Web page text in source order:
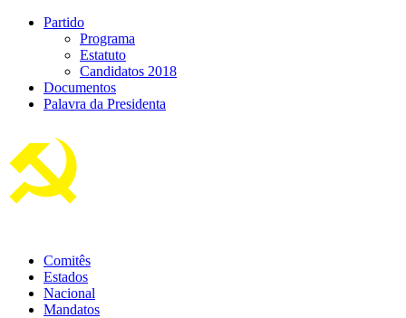
Partido
Programa
Estatuto
Candidatos 2018
Documentos
Palavra da Presidenta
Comitês
Estados
Nacional
Mandatos